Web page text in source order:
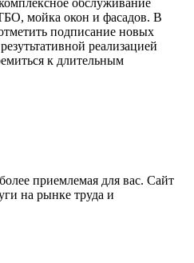
обслуживание
мойка окон и фасадов. В
подписание новых
реализацией
к длительным
приемлемая для вас. Сайт
на рынке труда и